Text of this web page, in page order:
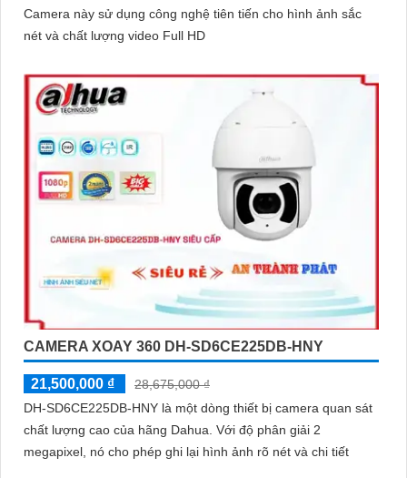
Camera này sử dụng công nghệ tiên tiến cho hình ảnh sắc
nét và chất lượng video Full HD
CAMERA XOAY 360 DH-SD6CE225DB-HNY
21,500,000 ₫
28,675,000 ₫
DH-SD6CE225DB-HNY là một dòng thiết bị camera quan sát
chất lượng cao của hãng Dahua. Với độ phân giải 2
megapixel, nó cho phép ghi lại hình ảnh rõ nét và chi tiết